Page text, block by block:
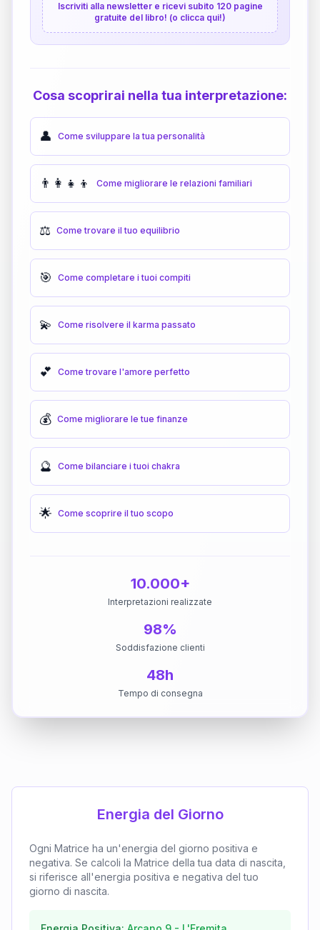
Iscriviti alla newsletter e ricevi subito 120 pagine
gratuite del libro! (o clicca qui!)
Cosa scoprirai nella tua interpretazione:
👤 Come sviluppare la tua personalità
👨‍👩‍👧‍👦 Come migliorare le relazioni familiari
⚖️ Come trovare il tuo equilibrio
🎯 Come completare i tuoi compiti
💫 Come risolvere il karma passato
💕 Come trovare l'amore perfetto
💰 Come migliorare le tue finanze
🔮 Come bilanciare i tuoi chakra
🌟 Come scoprire il tuo scopo
10.000+
Interpretazioni realizzate
98%
Soddisfazione clienti
48h
Tempo di consegna
Energia del Giorno
Ogni Matrice ha un'energia del giorno positiva e
negativa. Se calcoli la Matrice della tua data di nascita,
si riferisce all'energia positiva e negativa del tuo
giorno di nascita.